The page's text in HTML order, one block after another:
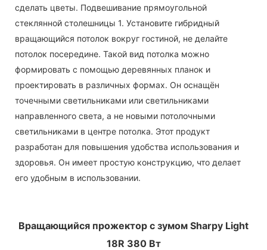
сделать цветы. Подвешивание прямоугольной
стеклянной столешницы 1. Установите гибридный
вращающийся потолок вокруг гостиной, не делайте
потолок посередине. Такой вид потолка можно
формировать с помощью деревянных планок и
проектировать в различных формах. Он оснащён
точечными светильниками или светильниками
направленного света, а не новыми потолочными
светильниками в центре потолка. Этот продукт
разработан для повышения удобства использования и
здоровья. Он имеет простую конструкцию, что делает
его удобным в использовании.
Вращающийся прожектор с зумом Sharpy Light
18R 380 Вт